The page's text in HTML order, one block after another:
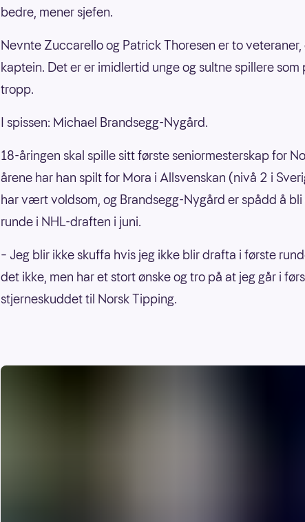
bedre, mener sjefen.
Nevnte Zuccarello og Patrick Thoresen er to
kaptein. Det er er imidlertid unge og sultne spillere som
tropp.
I spissen: Michael Brandsegg-Nygård.
18-åringen skal spille sitt første seniormesterskap for
årene har han spilt for Mora i Allsvenskan (nivå 2 i
har vært voldsom, og Brandsegg-Nygård er spådd å
runde i NHL-draften i juni.
– Jeg blir ikke skuffa hvis jeg ikke blir drafta i første
det ikke, men har et stort ønske og tro på at jeg går i
stjerneskuddet til Norsk Tipping.